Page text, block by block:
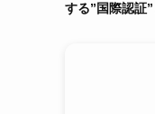
する”国際認証